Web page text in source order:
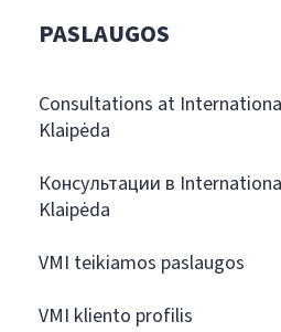
PASLAUGOS
Consultations at
Klaipėda
Консультации в
Klaipėda
VMI teikiamos paslaugos
VMI kliento profilis